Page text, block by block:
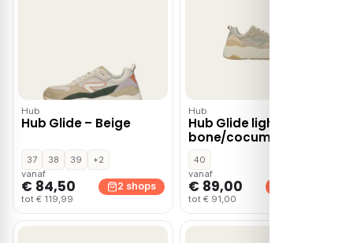
Hub
Hub Glide – Beige
37 38 39
+2
vanaf
€ 84,50
tot € 119,99
2 shops
Hub
Hub Glide light
bone/cocumber/beige
Suede Dames
40
vanaf
€ 89,00
tot € 91,00